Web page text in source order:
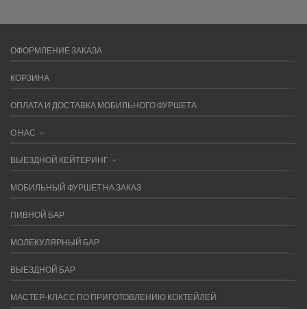
ОФОРМЛЕНИЕ ЗАКАЗА
КОРЗИНА
ОПЛАТА И ДОСТАВКА МОБИЛЬНОГО ФУРШЕТА
О НАС
ВЫЕЗДНОЙ КЕЙТЕРИНГ
МОБИЛЬНЫЙ ФУРШЕТ НА ЗАКАЗ
ПИВНОЙ БАР
МОЛЕКУЛЯРНЫЙ БАР
ВЫЕЗДНОЙ БАР
МАСТЕР-КЛАСС ПО ПРИГОТОВЛЕНИЮ КОКТЕЙЛЕЙ